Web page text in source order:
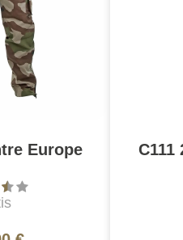
Europe C111